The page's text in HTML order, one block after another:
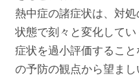
熱中症の諸症状は、対
状態で刻々と変化してい
症状を過小評価するこ
の予防の観点から望まし